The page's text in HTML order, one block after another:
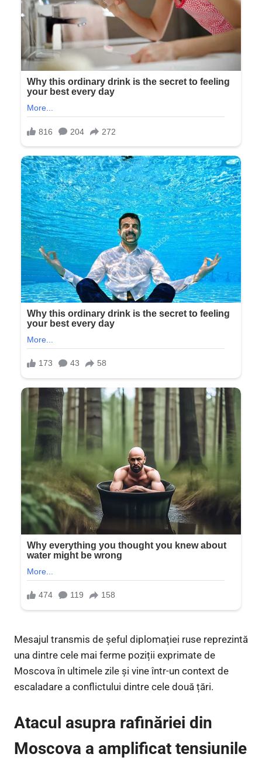
Mesajul transmis de șeful diplomației ruse reprezintă
una dintre cele mai ferme poziții exprimate de
Moscova în ultimele zile și vine într-un context de
escaladare a conflictului dintre cele două țări.
Atacul asupra rafinăriei din
Moscova a amplificat tensiunile